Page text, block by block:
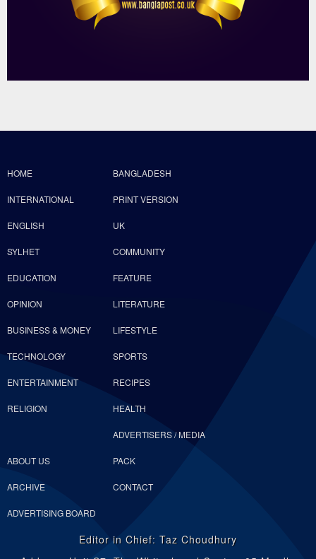
HOME BANGLADESH
INTERNATIONAL PRINT VERSION
ENGLISH UK
SYLHET COMMUNITY
EDUCATION FEATURE
OPINION LITERATURE
BUSINESS & MONEY LIFESTYLE
TECHNOLOGY SPORTS
ENTERTAINMENT RECIPES
RELIGION HEALTH
ABOUT US
ADVERTISERS / MEDIA
PACK
ARCHIVE CONTACT
ADVERTISING BOARD
Editor in Chief: Taz Choudhury